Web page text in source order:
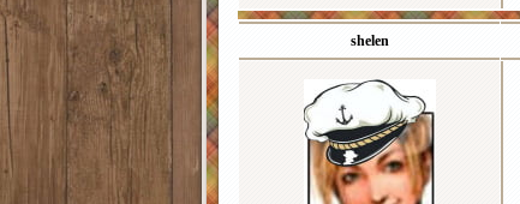
shelen